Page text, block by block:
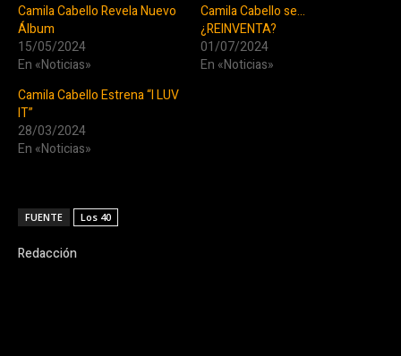
Camila Cabello Revela Nuevo
Álbum
15/05/2024
En «Noticias»
Camila Cabello se…
¿REINVENTA?
01/07/2024
En «Noticias»
Camila Cabello Estrena “I LUV
IT”
28/03/2024
En «Noticias»
FUENTE Los 40
Redacción